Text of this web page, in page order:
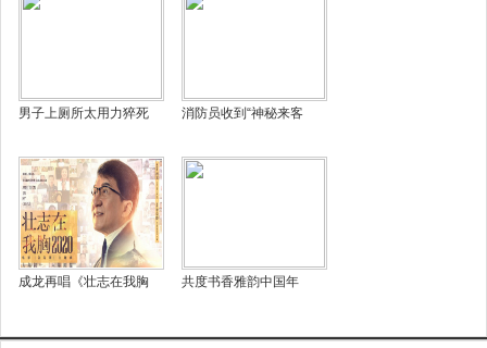
男子上厕所太用力猝死 消防员收到“神秘来客
成龙再唱《壮志在我胸 共度书香雅韵中国年